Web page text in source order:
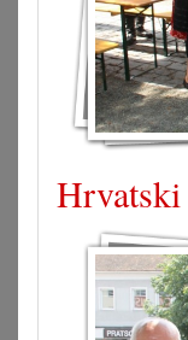
Hrvatski